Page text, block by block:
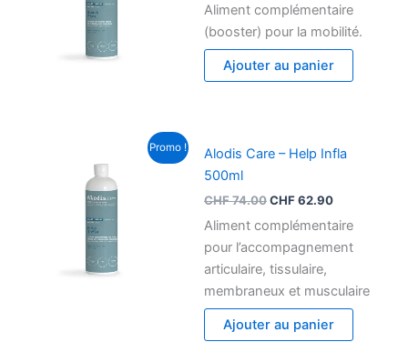
Aliment complémentaire
(booster) pour la mobilité.
Ajouter au panier
Promo !
Alodis Care – Help Infla
500ml
CHF74.00
prix
CHF 74.00.
CHF62.90
prix
CHF 62.90.
Aliment complémentaire
pour l’accompagnement
articulaire, tissulaire,
membraneux et musculaire
Ajouter au panier